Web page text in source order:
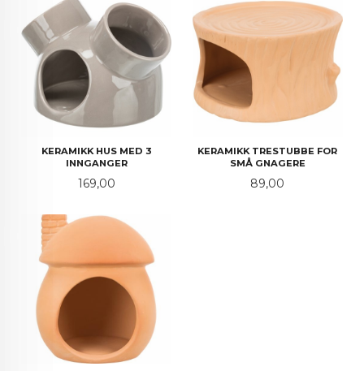
KERAMIKK HUS MED 3
INNGANGER
Pris
169,00
KERAMIKK TRESTUBBE FOR
SMÅ GNAGERE
Pris
89,00